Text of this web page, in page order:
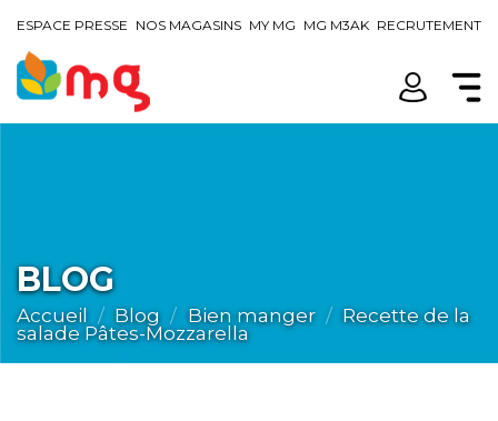
ESPACE PRESSE NOS MAGASINS MY MG MG M3AK RECRUTEMENT
BLOG
Accueil Blog Bien manger Recette de la
salade Pâtes-Mozzarella